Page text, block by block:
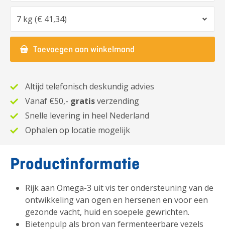
Toevoegen aan winkelmand
Altijd telefonisch deskundig advies
Vanaf €50,- gratisverzending
Snelle levering in heel Nederland
Ophalen op locatie mogelijk
Productinformatie
Rijk aan Omega-3 uit vis ter ondersteuning van de
ontwikkeling van ogen en hersenen en voor een
gezonde vacht, huid en soepele gewrichten.
Bietenpulp als bron van fermenteerbare vezels